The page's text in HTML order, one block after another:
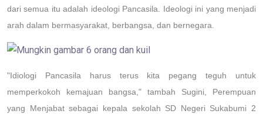
dari semua itu adalah ideologi Pancasila. Ideologi ini yang menjadi
arah dalam bermasyarakat, berbangsa, dan bernegara.
"Idiologi Pancasila harus terus kita pegang teguh untuk
memperkokoh kemajuan bangsa," tambah Sugini, Perempuan
yang Menjabat sebagai kepala sekolah SD Negeri Sukabumi 2